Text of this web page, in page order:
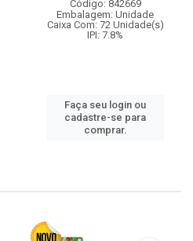
Código: 842669
Embalagem: Unidade
Caixa Com: 72 Unidade(s)
IPI: 7.8%
Faça seu login ou
cadastre-se para
comprar.